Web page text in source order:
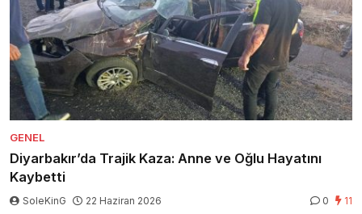
GENEL
Diyarbakır’da Trajik Kaza: Anne ve Oğlu Hayatını
Kaybetti
SoleKinG 22 Haziran 2026 0 11